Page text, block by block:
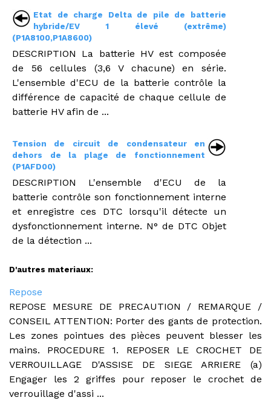
Etat de charge Delta de pile de batterie
hybride/EV 1 élevé (extrême)
(P1A8100,P1A8600)
DESCRIPTION La batterie HV est composée
de 56 cellules (3,6 V chacune) en série.
L'ensemble d'ECU de la batterie contrôle la
différence de capacité de chaque cellule de
batterie HV afin de ...
Tension de circuit de condensateur en
dehors de la plage de fonctionnement
(P1AFD00)
DESCRIPTION L'ensemble d'ECU de la
batterie contrôle son fonctionnement interne
et enregistre ces DTC lorsqu'il détecte un
dysfonctionnement interne. N° de DTC Objet
de la détection ...
D'autres materiaux:
Repose
REPOSE MESURE DE PRECAUTION / REMARQUE /
CONSEIL ATTENTION: Porter des gants de protection.
Les zones pointues des pièces peuvent blesser les
mains. PROCEDURE 1. REPOSER LE CROCHET DE
VERROUILLAGE D'ASSISE DE SIEGE ARRIERE (a)
Engager les 2 griffes pour reposer le crochet de
verrouillage d'assi ...